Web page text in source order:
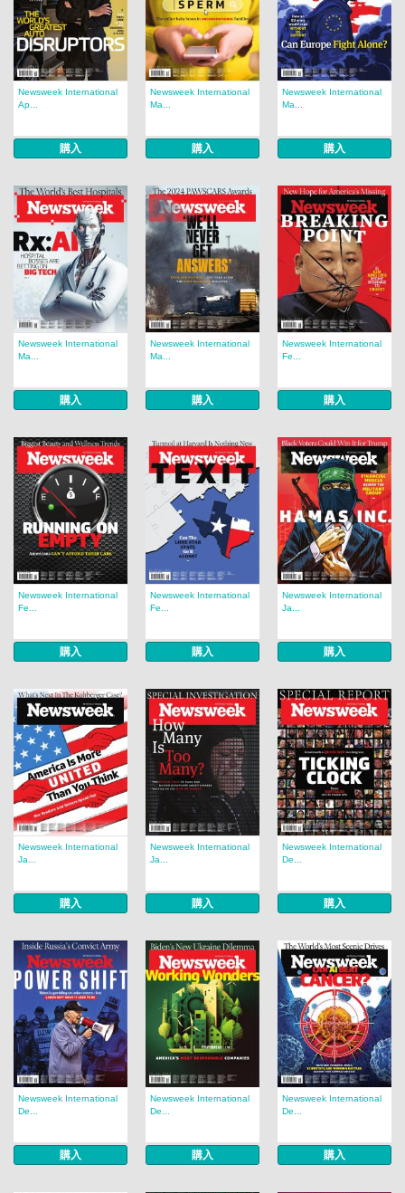
Newsweek International
Ap...
購入
Newsweek International
Ma...
購入
Newsweek International
Ma...
購入
Newsweek International
Ma...
購入
Newsweek International
Ma...
購入
Newsweek International
Fe...
購入
Newsweek International
Fe...
購入
Newsweek International
Fe...
購入
Newsweek International
Ja...
購入
Newsweek International
Ja...
購入
Newsweek International
Ja...
購入
Newsweek International
De...
購入
Newsweek International
De...
購入
Newsweek International
De...
購入
Newsweek International
De...
購入